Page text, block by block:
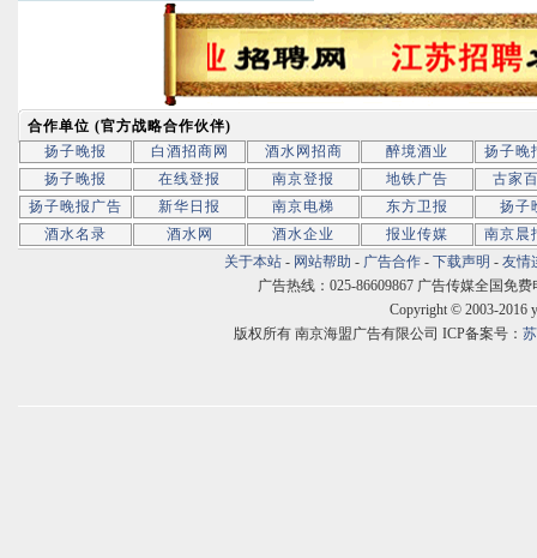
合作单位 (官方战略合作伙伴)
扬子晚报
白酒招商网 酒水网招商 醉境酒业
扬子晚
扬子晚报
在线登报 南京登报 地铁广告
古家
扬子晚报广告
新华日报 南京电梯 东方卫报
扬子
酒水名录
酒水网 酒水企业 报业传媒
南京晨
关于本站 - 网站帮助 - 广告合作 - 下载声明 - 友情
广告热线：025-86609867 广告传媒全国免费
Copyright © 2003-2016
版权所有 南京海盟广告有限公司 ICP备案号：